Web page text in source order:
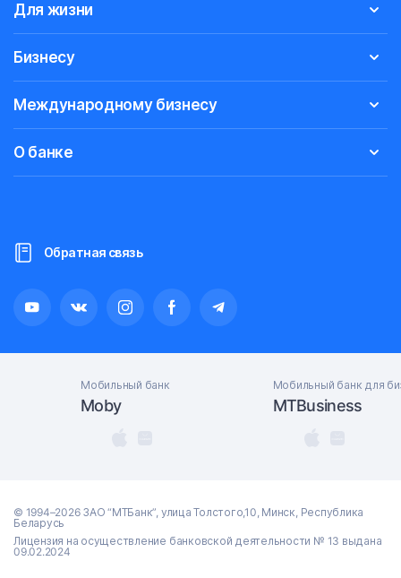
Для жизни
Бизнесу
Международному бизнесу
О банке
Обратная связь
Мобильный банк
Moby
Мобильный банк для
MTBusiness
© 1994–2026 ЗАО “МТБанк”, улица Толстого,10, Минск, Республика
Беларусь
Лицензия на осуществление банковской деятельности № 13 выдана
09.02.2024